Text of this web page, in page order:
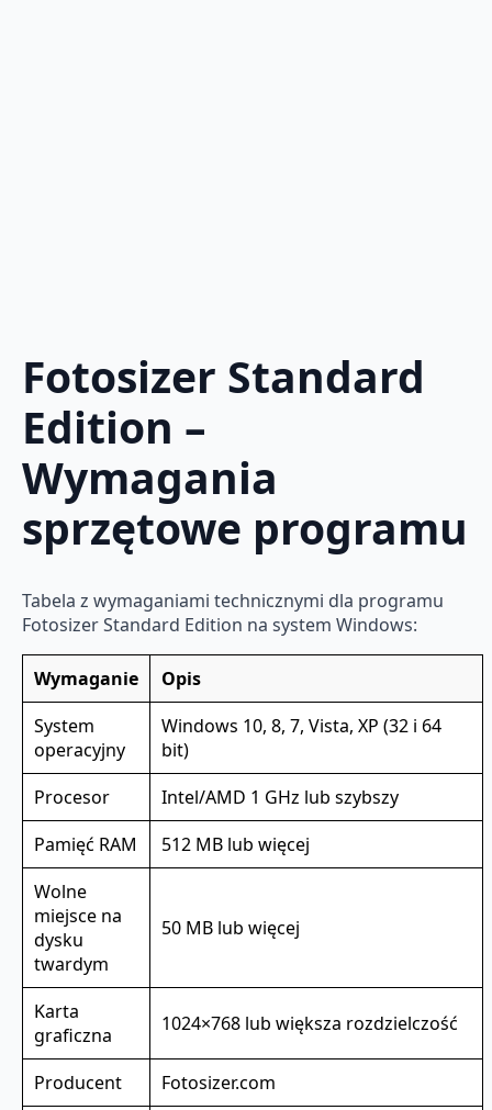
Fotosizer Standard
Edition –
Wymagania
sprzętowe programu
Tabela z wymaganiami technicznymi dla programu
Fotosizer Standard Edition na system Windows:
Wymaganie
Opis
System
operacyjny
Windows 10, 8, 7, Vista, XP (32 i 64
bit)
Procesor
Intel/AMD 1 GHz lub szybszy
Pamięć RAM
512 MB lub więcej
Wolne
miejsce na
dysku
twardym
50 MB lub więcej
Karta
graficzna
1024×768 lub większa rozdzielczość
Producent Fotosizer.com